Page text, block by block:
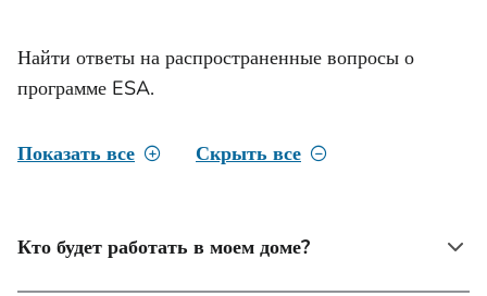
Найти ответы на распространенные вопросы о
программе ESA.
Показать все Скрыть все
Кто будет работать в моем доме?